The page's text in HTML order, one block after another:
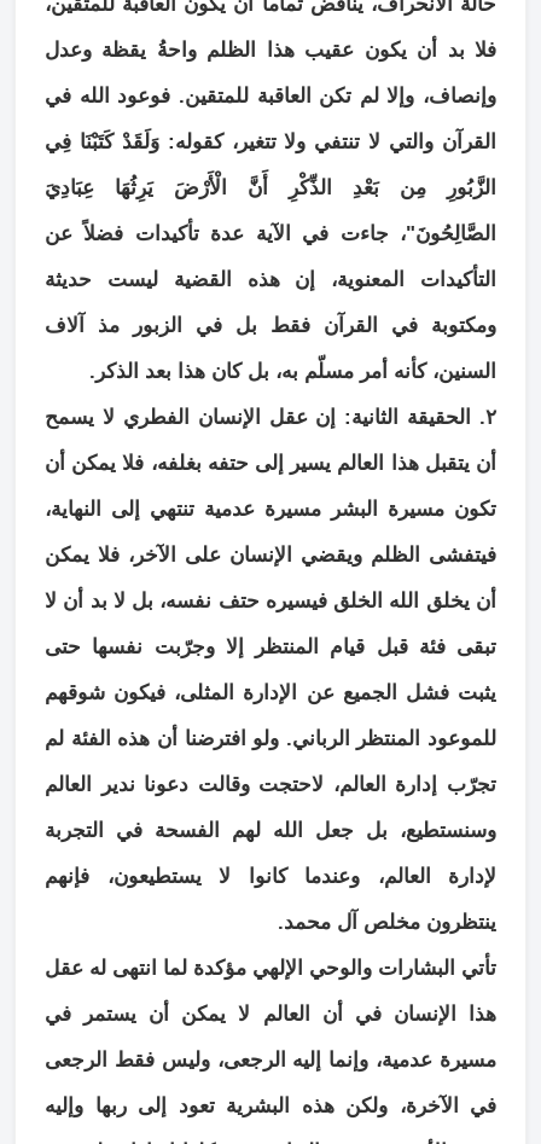
فلا بد أن يكون عقيب هذا الظلم واحةُ يقظة وعدل
وإنصاف، وإلا لم تكن العاقبة للمتقين. فوعود الله في
القرآن والتي لا تنتفي ولا تتغير، كقوله: وَلَقَدْ كَتَبْنَا فِي
الزَّبُورِ مِن بَعْدِ الذِّكْرِ أَنَّ الْأَرْضَ يَرِثُهَا عِبَادِيَ
الصَّالِحُونَ"، جاءت في الآية عدة تأكيدات فضلاً عن
التأكيدات المعنوية، إن هذه القضية ليست حديثة
ومكتوبة في القرآن فقط بل في الزبور مذ آلاف
السنين، كأنه أمر مسلّم به، بل كان هذا بعد الذكر.
٢. الحقيقة الثانية: إن عقل الإنسان الفطري لا يسمح
أن يتقبل هذا العالم يسير إلى حتفه بغلفه، فلا يمكن أن
تكون مسيرة البشر مسيرة عدمية تنتهي إلى النهاية،
فيتفشى الظلم ويقضي الإنسان على الآخر، فلا يمكن
أن يخلق الله الخلق فيسيره حتف نفسه، بل لا بد أن لا
تبقى فئة قبل قيام المنتظر إلا وجرّبت نفسها حتى
يثبت فشل الجميع عن الإدارة المثلى، فيكون شوقهم
للموعود المنتظر الرباني. ولو افترضنا أن هذه الفئة لم
تجرّب إدارة العالم، لاحتجت وقالت دعونا ندير العالم
وسنستطيع، بل جعل الله لهم الفسحة في التجربة
لإدارة العالم، وعندما كانوا لا يستطيعون، فإنهم
ينتظرون مخلص آل محمد.
تأتي البشارات والوحي الإلهي مؤكدة لما انتهى له عقل
هذا الإنسان في أن العالم لا يمكن أن يستمر في
مسيرة عدمية، وإنما إليه الرجعى، وليس فقط الرجعى
في الآخرة، ولكن هذه البشرية تعود إلى ربها وإليه